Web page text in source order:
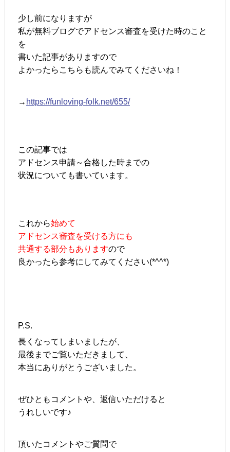
少し前になりますが
私が無料ブログでアドセンス審査を受けた時のこと
を
書いた記事がありますので
よかったらこちらも読んでみてくださいね！
→ https://funloving-folk.net/655/
この記事では
アドセンス申請～合格した時までの
状況についても書いています。
これから始めて
アドセンス審査を受ける方にも
共通する部分もありますので
良かったら参考にしてみてください(*^^*)
P.S.
長くなってしまいましたが、
最後までご覧いただきまして、
本当にありがとうございました。
ぜひともコメントや、返信いただけると
うれしいです♪
頂いたコメントやご質問で